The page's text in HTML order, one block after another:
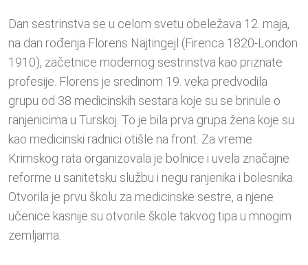
Dan sestrinstva se u celom svetu obeležava 12. maja,
na dan rođenja Florens Najtingejl (Firenca 1820-London
1910), začetnice modernog sestrinstva kao priznate
profesije. Florens je sredinom 19. veka predvodila
grupu od 38 medicinskih sestara koje su se brinule o
ranjenicima u Turskoj. To je bila prva grupa žena koje su
kao medicinski radnici otišle na front. Za vreme
Krimskog rata organizovala je bolnice i uvela značajne
reforme u sanitetsku službu i negu ranjenika i bolesnika.
Otvorila je prvu školu za medicinske sestre, a njene
učenice kasnije su otvorile škole takvog tipa u mnogim
zemljama.